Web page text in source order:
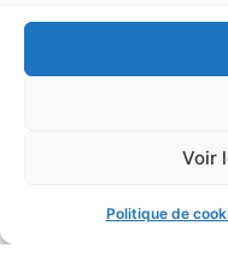
Voir
Politique de